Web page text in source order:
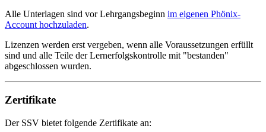
Alle Unterlagen sind vor Lehrgangsbeginn im eigenen Phönix-
Account hochzuladen.
Lizenzen werden erst vergeben, wenn alle Voraussetzungen erfüllt
sind und alle Teile der Lernerfolgskontrolle mit "bestanden"
abgeschlossen wurden.
Zertifikate
Der SSV bietet folgende Zertifikate an: